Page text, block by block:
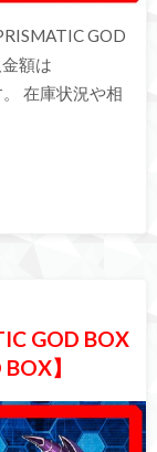
GOD
額は
在庫状況や相
GOD BOX
】